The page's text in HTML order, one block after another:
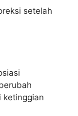
setelah
ketinggian